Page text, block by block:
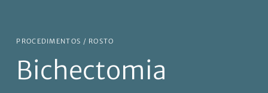
PROCEDIMENTOS / ROSTO
Bichectomia